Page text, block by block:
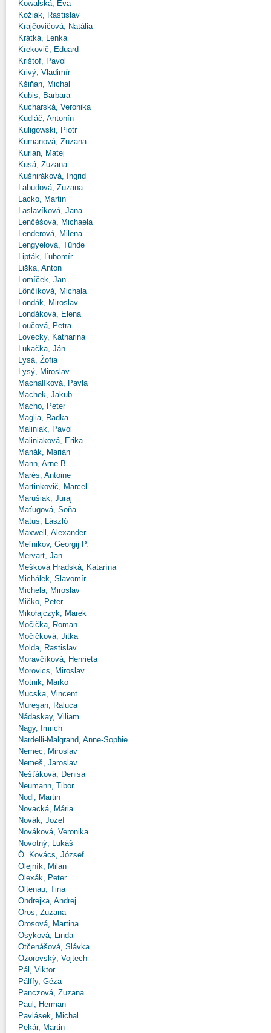
Kowalská, Eva
Kožiak, Rastislav
Krajčovičová, Natália
Krátká, Lenka
Krekovič, Eduard
Krištof, Pavol
Krivý, Vladimír
Kšiňan, Michal
Kubis, Barbara
Kucharská, Veronika
Kudláč, Antonín
Kuligowski, Piotr
Kumanová, Zuzana
Kurian, Matej
Kusá, Zuzana
Kušniráková, Ingrid
Labudová, Zuzana
Lacko, Martin
Laslavíková, Jana
Lenčéšová, Michaela
Lenderová, Milena
Lengyelová, Tünde
Lipták, Ľubomír
Liška, Anton
Lomíček, Jan
Lônčíková, Michala
Londák, Miroslav
Londáková, Elena
Loučová, Petra
Lovecky, Katharina
Lukačka, Ján
Lysá, Žofia
Lysý, Miroslav
Machalíková, Pavla
Machek, Jakub
Macho, Peter
Maglia, Radka
Maliniak, Pavol
Maliniaková, Erika
Manák, Marián
Mann, Arne B.
Marès, Antoine
Martinkovič, Marcel
Marušiak, Juraj
Maťugová, Soňa
Matus, László
Maxwell, Alexander
Meľnikov, Georgij P.
Mervart, Jan
Mešková Hradská, Katarína
Michálek, Slavomír
Michela, Miroslav
Mičko, Peter
Mikołajczyk, Marek
Močička, Roman
Močičková, Jitka
Molda, Rastislav
Moravčíková, Henrieta
Morovics, Miroslav
Motnik, Marko
Mucska, Vincent
Mureşan, Raluca
Nádaskay, Viliam
Nagy, Imrich
Nardelli-Malgrand, Anne-Sophie
Nemec, Miroslav
Nemeš, Jaroslav
Nešťáková, Denisa
Neumann, Tibor
Nodl, Martin
Novacká, Mária
Novák, Jozef
Nováková, Veronika
Novotný, Lukáš
Ö. Kovács, József
Olejník, Milan
Olexák, Peter
Oltenau, Tina
Ondrejka, Andrej
Oros, Zuzana
Orosová, Martina
Osyková, Linda
Otčenášová, Slávka
Ozorovský, Vojtech
Pál, Viktor
Pálffy, Géza
Panczová, Zuzana
Paul, Herman
Pavlásek, Michal
Pekár, Martin